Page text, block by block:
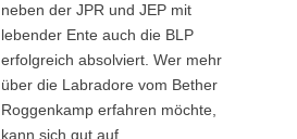
neben der JPR und JEP mit
lebender Ente auch die BLP
erfolgreich absolviert. Wer mehr
über die Labradore vom Bether
Roggenkamp erfahren möchte,
kann sich gut auf